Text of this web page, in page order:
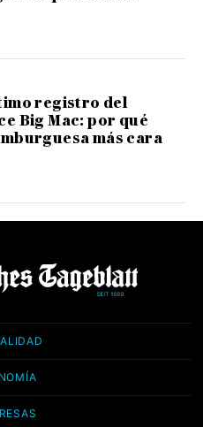
registro del
Big Mac: por qué
más cara